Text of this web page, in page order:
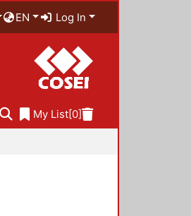
EN Log In
My List[0]